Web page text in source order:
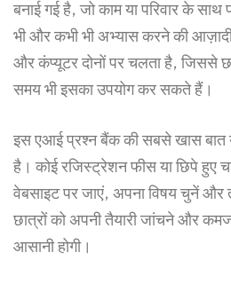
बनाई गई है, जो काम या परिवार के
भी और कभी भी अभ्यास करने की
और कंप्यूटर दोनों पर चलता है, जिससे
समय भी इसका उपयोग कर सकते हैं।
इस एआई प्रश्न बैंक की सबसे खास बात
है। कोई रजिस्ट्रेशन फीस या छिपे हुए
वेबसाइट पर जाएं, अपना विषय चुनें
छात्रों को अपनी तैयारी जांचने और
आसानी होगी।